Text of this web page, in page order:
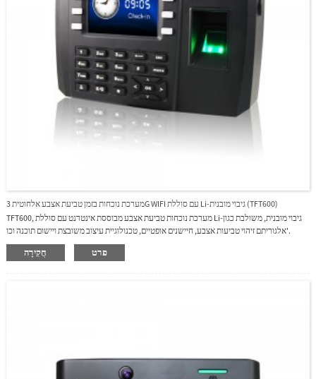
מערכת נוכחות בזמן טביעת אצבע אלחוטית 3G WIFI עם סוללת Li-גיבוי מובנית (TFT600)
TFT600, מערכת נוכחות טביעת אצבע מבוססת אינטרנט עם סוללת Li-גיבוי מובנית, משולבת כגון
אלגוריתם זיהוי טביעות אצבע, חיישנים אופטיים, טכנולוגיית עיצוב משובצת ויישום תוכנה וכו'.
TFT600 הוא אמין ויציב, הוא קיבל את הכבוד של " הדגם המועדף על הלקוח".TFT600 היא הבחירה
חֲקִירָה פרט